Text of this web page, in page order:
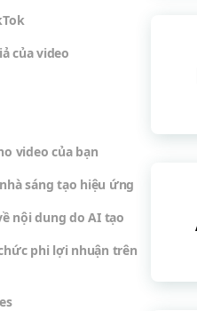
của video
video của bạn
sáng tạo hiệu ứng
nội dung do AI tạo
phi lợi nhuận trên